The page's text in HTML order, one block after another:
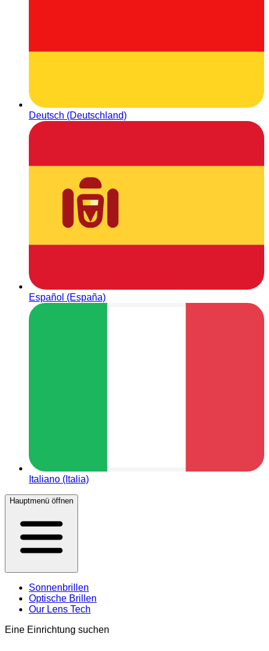
Deutsch (Deutschland)
Español (España)
Italiano (Italia)
Hauptmenü öffnen
Sonnenbrillen
Optische Brillen
Our Lens Tech
Eine Einrichtung suchen